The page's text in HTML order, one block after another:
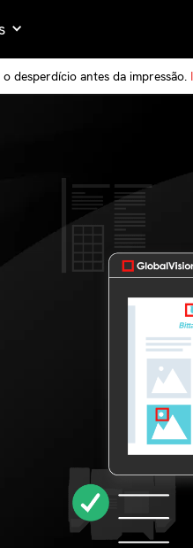
desperdício antes da impressão.